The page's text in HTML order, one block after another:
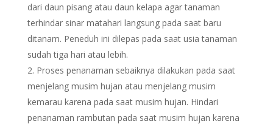
dari daun pisang atau daun kelapa agar tanaman
terhindar sinar matahari langsung pada saat baru
ditanam. Peneduh ini dilepas pada saat usia tanaman
sudah tiga hari atau lebih.
Proses penanaman sebaiknya dilakukan pada saat
menjelang musim hujan atau menjelang musim
kemarau karena pada saat musim hujan. Hindari
penanaman rambutan pada saat musim hujan karena